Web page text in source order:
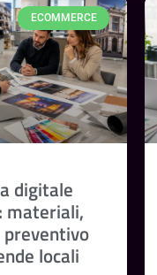
ECOMMERCE
digitale
materiali,
locali